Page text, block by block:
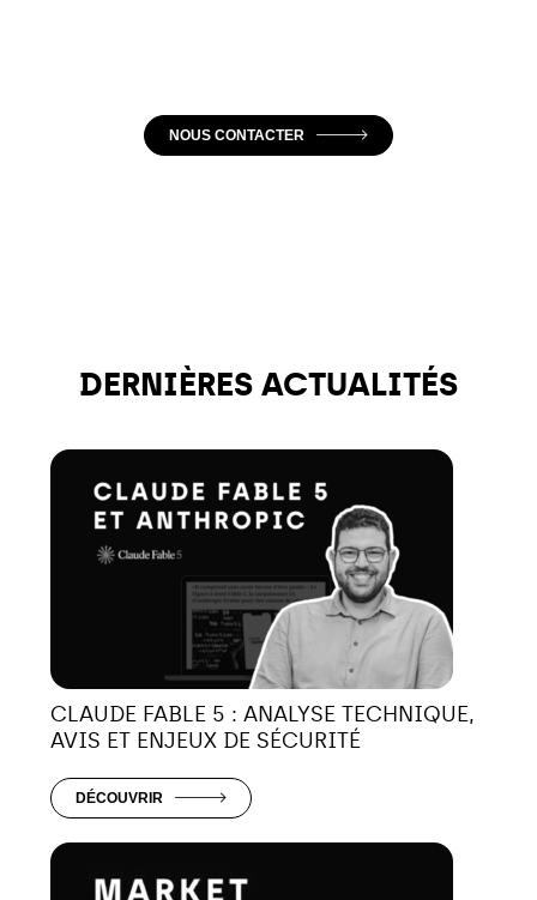
NOUS CONTACTER
DERNIÈRES ACTUALITÉS
CLAUDE FABLE 5 : ANALYSE TECHNIQUE,
AVIS ET ENJEUX DE SÉCURITÉ
DÉCOUVRIR